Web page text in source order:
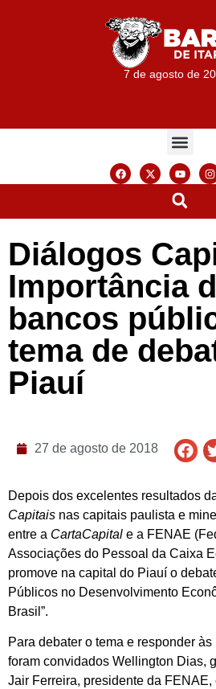
7 de agosto de
Diálogos
Importância
bancos
tema de
Piauí
27 de agosto de 2018
Depois dos excelentes resultados
Capitais nas capitais paulista e
entre a CartaCapital e a FENAE
Associações do Pessoal da Caixa
promove na capital do Piauí o
Públicos no Desenvolvimento
Brasil”.
Para debater o tema e responder
foram convidados Wellington Dias,
Jair Ferreira, presidente da FENAE,